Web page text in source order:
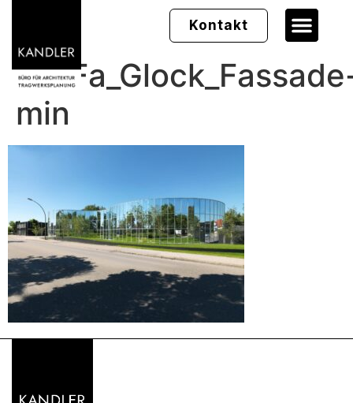
Kontakt
min